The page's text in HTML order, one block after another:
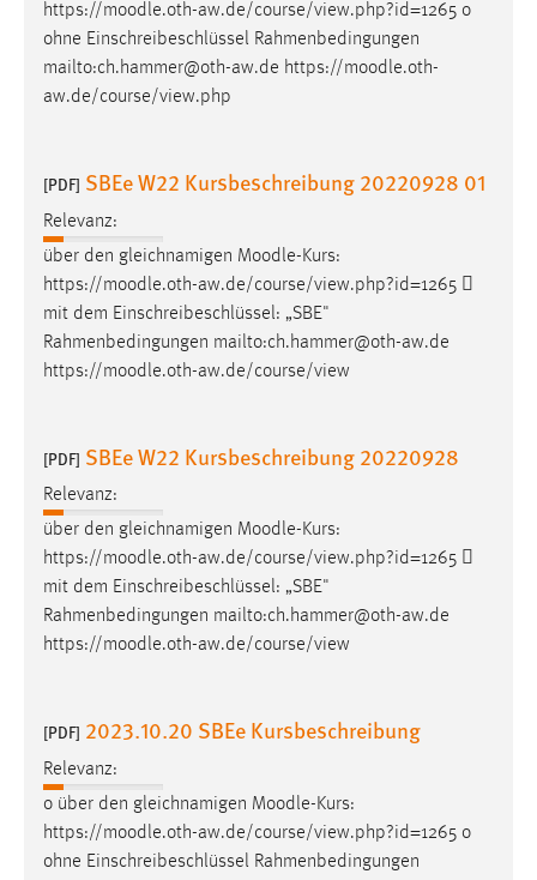
https://moodle.oth-aw.de/course/view.php?id=1265 o
ohne Einschreibeschlüssel Rahmenbedingungen
mailto:ch.hammer@oth-aw.de https://moodle.oth-
aw.de/course/view.php
[PDF] SBEe W22 Kursbeschreibung 20220928 01
Relevanz:
über den gleichnamigen Moodle-Kurs:
https://moodle.oth-aw.de/course/view.php?id=1265 
mit dem Einschreibeschlüssel: „SBE"
Rahmenbedingungen mailto:ch.hammer@oth-aw.de
https://moodle.oth-aw.de/course/view
[PDF] SBEe W22 Kursbeschreibung 20220928
Relevanz:
über den gleichnamigen Moodle-Kurs:
https://moodle.oth-aw.de/course/view.php?id=1265 
mit dem Einschreibeschlüssel: „SBE"
Rahmenbedingungen mailto:ch.hammer@oth-aw.de
https://moodle.oth-aw.de/course/view
[PDF] 2023.10.20 SBEe Kursbeschreibung
Relevanz:
o über den gleichnamigen Moodle-Kurs:
https://moodle.oth-aw.de/course/view.php?id=1265 o
ohne Einschreibeschlüssel Rahmenbedingungen